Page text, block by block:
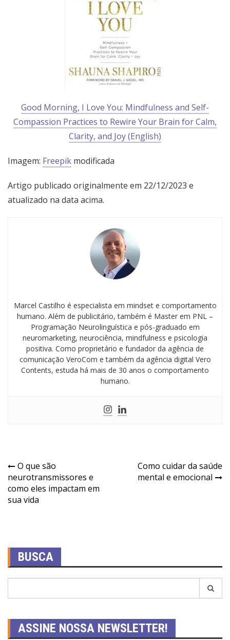
Good Morning, I Love You: Mindfulness and Self-
Compassion Practices to Rewire Your Brain for Calm,
Clarity, and Joy (English)
Imagem: Freepik modificada
Artigo publicado originalmente em 22/12/2023 e
atualizado na data acima.
Marcel Castilho é especialista em mindset e comportamento
humano. Além de publicitário, também é Master em PNL –
Programação Neurolinguística e pós-graduado em
neuromarketing, neurociência, mindfulness e psicologia
positiva. Como proprietário e fundador da agência de
comunicação VeroCom e também da agência digital Vero
Contents, estuda há mais de 30 anos o comportamento
humano.
O que são
neurotransmissores e
como eles impactam em
sua vida
Como cuidar da saúde
mental e emocional
BUSCA
ASSINE NOSSA NEWSLETTER!